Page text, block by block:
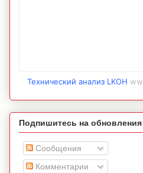
Технический анализ LKOH
Подпишитесь на обновления
Сообщения
Комментарии